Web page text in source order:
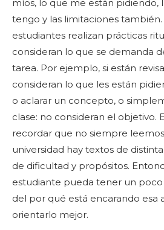
míos, lo que me están pidiendo,
tengo y las limitaciones también.
estudiantes realizan prácticas
consideran lo que se demanda
tarea. Por ejemplo, si están
consideran lo que les están
o aclarar un concepto, o
clase: no consideran el objetivo.
recordar que no siempre
universidad hay textos de
de dificultad y propósitos.
estudiante pueda tener un
del por qué está encarando esa
orientarlo mejor.